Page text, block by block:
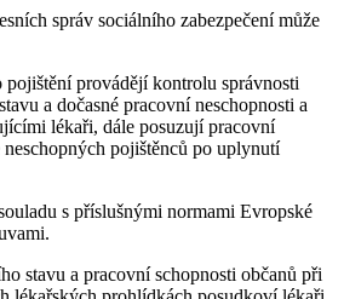
správ sociálního zabezpečení může
pojištění provádějí kontrolu správnosti
a dočasné pracovní neschopnosti a
lékaři, dále posuzují pracovní
neschopných pojištěnců po uplynutí
s příslušnými normami Evropské
stavu a pracovní schopnosti občanů při